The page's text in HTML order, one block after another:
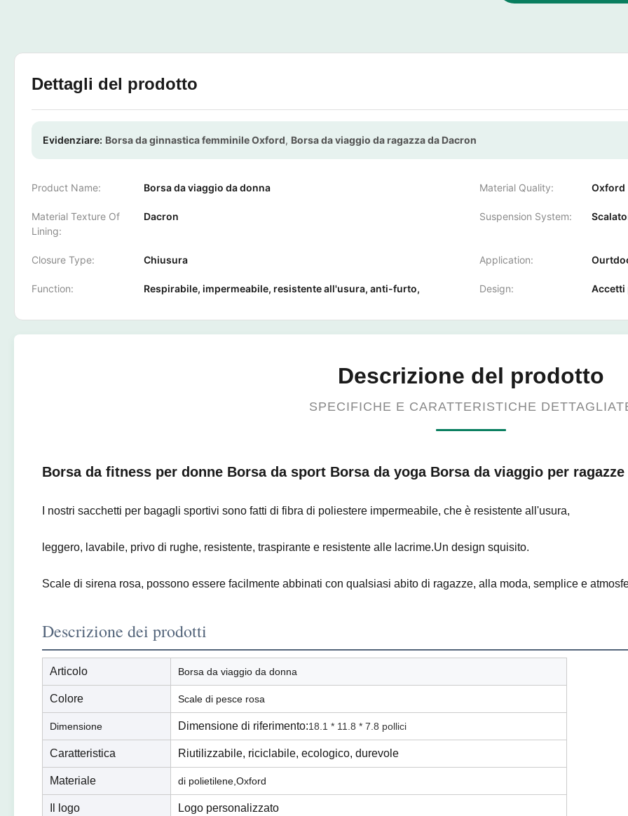
Dettagli del prodotto
Evidenziare: Borsa da ginnastica femminile Oxford, Borsa da viaggio da ragazza da Dacron
Product Name: Borsa da viaggio da donna Material Quality: Oxford
Material Texture Of
Lining:
Dacron Suspension System:
Closure Type: Chiusura Application:
Function: Respirabile, impermeabile, resistente all'usura, anti-furto, Design: Accetti
Descrizione del prodotto
SPECIFICHE E CARATTERISTICHE
Borsa da fitness per donne Borsa da sport Borsa da yoga Borsa da viaggio per
I nostri sacchetti per bagagli sportivi sono fatti di fibra di poliestere impermeabile, che è resistente all'usura,
leggero, lavabile, privo di rughe, resistente, traspirante e resistente alle lacrime.Un design squisito.
Scale di sirena rosa, possono essere facilmente abbinati con qualsiasi abito di ragazze, alla moda, semplice e
Descrizione dei prodotti
Articolo Borsa da viaggio da donna
Colore Scale di pesce rosa
Dimensione Dimensione di riferimento:18.1 * 11.8 * 7.8 pollici
Caratteristica Riutilizzabile, riciclabile, ecologico, durevole
Materiale di polietilene, Oxford
Il logo Logo personalizzato